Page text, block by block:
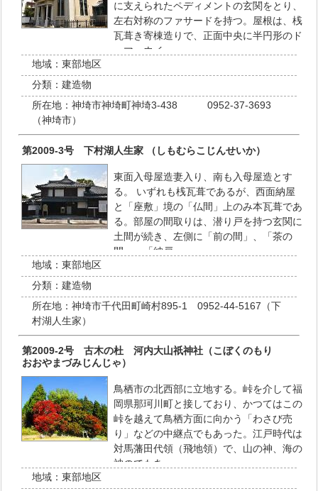
に支えられたペディメントの玄関をとり、
左右対称のファサードを持つ。屋根は、桟
瓦葺き寄棟造りで、正面中央に半円形のド
ーマーウイ…
地域： 東部地区
分類： 建造物
所在地： 神埼市神埼町神埼3-438 0952-37-3693
（神埼市）
第2009-3号 下村湖人生家 （しもむらこじんせいか）
東面入母屋造妻入り、南も入母屋造とす
る。 いずれも桟瓦葺であるが、西面納屋
と「座敷」境の「仏間」上のみ本瓦葺であ
る。部屋の間取りは、潜り戸を持つ玄関に
土間が続き、左側に「前の間」、「茶の
間」、「納戸…
地域： 東部地区
分類： 建造物
所在地： 神埼市千代田町崎村895-1 0952-44-5167（下
村湖人生家）
第2009-2号 古木の杜 河内大山祇神社（こぼくのもり
おおやまづみじんじゃ）
鳥栖市の北西部に立地する。峠を介して福
岡県那珂川町と接しており、かつてはこの
峠を越えて鳥栖方面に向かう「わさび売
り」などの中継点でもあった。江戸時代は
対馬藩田代領（飛地領）で、山の神、海の
神のでもあ…
地域： 東部地区